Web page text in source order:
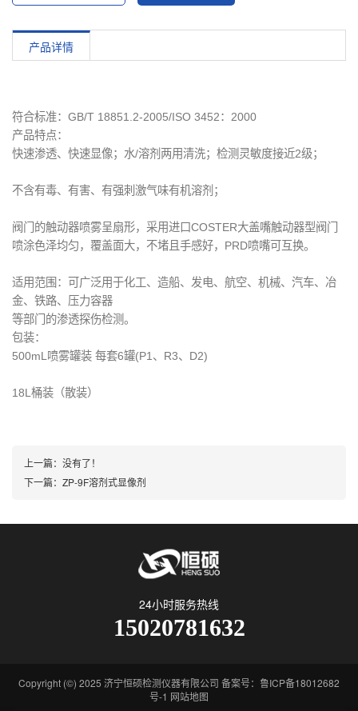
产品详情
符合标准：GB/T 18851.2-2005/ISO 3452：2000
产品特点：
快速渗透、快速显像；水/溶剂两用清洗；检测灵敏度接近2级；
不含有毒、有害、有强刺激气味有机溶剂；
阀门的触动器喷雾呈扇形，采用进口COSTER大盖嘴触动器型阀门
喷涂色泽均匀，覆盖面大，不堵且手感好，PRD喷嘴可互换。
适用范围：可广泛用于化工、造船、发电、航空、机械、汽车、冶
金、铁路、压力容器
等部门的渗透探伤检测。
包装：
500mL喷雾罐装 每套6罐(P1、R3、D2)
18L桶装（散装）
上一篇：没有了！
下一篇： ZP-9F溶剂式显像剂
24小时服务热线
15020781632
Copyright (©) 2025 济宁恒硕检测仪器有限公司 备案号：鲁ICP备18012682
号-1 网站地图